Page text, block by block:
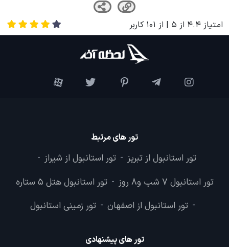
امتیاز 4.4 از 5 | از 101 کاربر
تور های مرتبط
تور استانبول از تبریز - تور استانبول از شیراز -
تور استانبول 7 شب و8 روز - تور استانبول هتل 5 ستاره
- تور استانبول از اصفهان - تور زمینی استانبول
تور های پیشنهادی